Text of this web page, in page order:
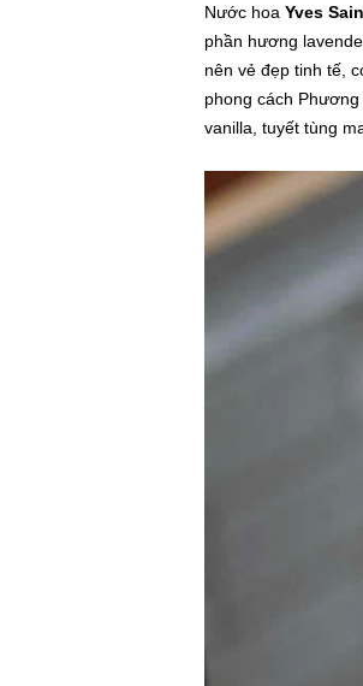
Nước hoa Yves
phần hương
nên vẻ đẹp tinh tế,
phong cách
vanilla, tuyết tùng